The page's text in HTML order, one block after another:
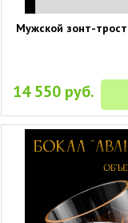
Мужской зонт-
14 550 руб.